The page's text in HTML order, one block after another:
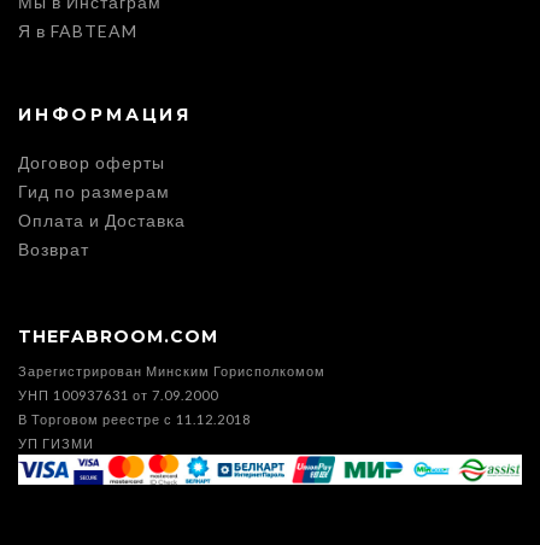
Я в FABTEAM
ИНФОРМАЦИЯ
Договор оферты
Гид по размерам
Оплата и Доставка
Возврат
THEFABROOM.COM
Зарегистрирован Минским Горисполкомом
УНП 100937631 от 7.09.2000
В Торговом реестре с 11.12.2018
УП ГИЗМИ